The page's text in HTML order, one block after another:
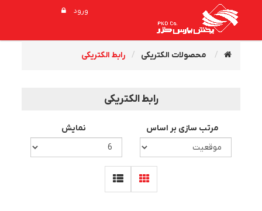
ورود
محصولات الکتریکی رابط الکتریکی
رابط الکتریکی
مرتب سازی بر اساس نمایش